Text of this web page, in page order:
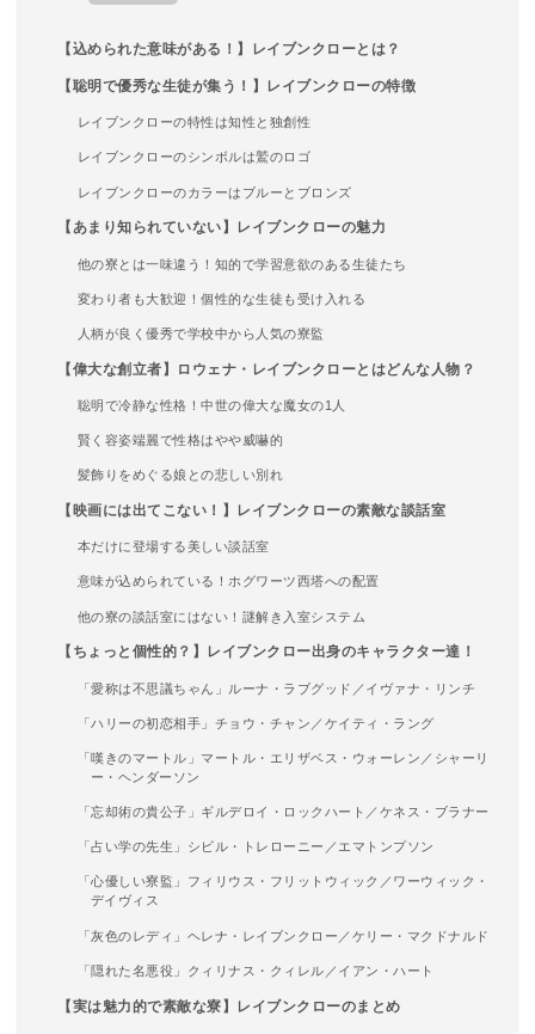
【込められた意味がある！】レイブンクローとは？
【聡明で優秀な生徒が集う！】レイブンクローの特徴
レイブンクローの特性は知性と独創性
レイブンクローのシンボルは鷲のロゴ
レイブンクローのカラーはブルーとブロンズ
【あまり知られていない】レイブンクローの魅力
他の寮とは一味違う！知的で学習意欲のある生徒たち
変わり者も大歓迎！個性的な生徒も受け入れる
人柄が良く優秀で学校中から人気の寮監
【偉大な創立者】ロウェナ・レイブンクローとはどんな人物？
聡明で冷静な性格！中世の偉大な魔女の1人
賢く容姿端麗で性格はやや威嚇的
髪飾りをめぐる娘との悲しい別れ
【映画には出てこない！】レイブンクローの素敵な談話室
本だけに登場する美しい談話室
意味が込められている！ホグワーツ西塔への配置
他の寮の談話室にはない！謎解き入室システム
【ちょっと個性的？】レイブンクロー出身のキャラクター達！
「愛称は不思議ちゃん」ルーナ・ラブグッド／イヴァナ・リンチ
「ハリーの初恋相手」チョウ・チャン／​​ケイティ・ラング
「嘆きのマートル」マートル・エリザベス・ウォーレン／シャーリ
ー・ヘンダーソン
「忘却術の貴公子」ギルデロイ・ロックハート／ケネス・ブラナー
「占い学の先生」シビル・トレローニー／エマトンプソン
「心優しい寮監」フィリウス・フリットウィック／ワーウィック・
デイヴィス
「灰色のレディ」ヘレナ・レイブンクロー／ケリー・マクドナルド
「隠れた名悪役」クィリナス・クィレル／イアン・ハート
【実は魅力的で素敵な寮】レイブンクローのまとめ